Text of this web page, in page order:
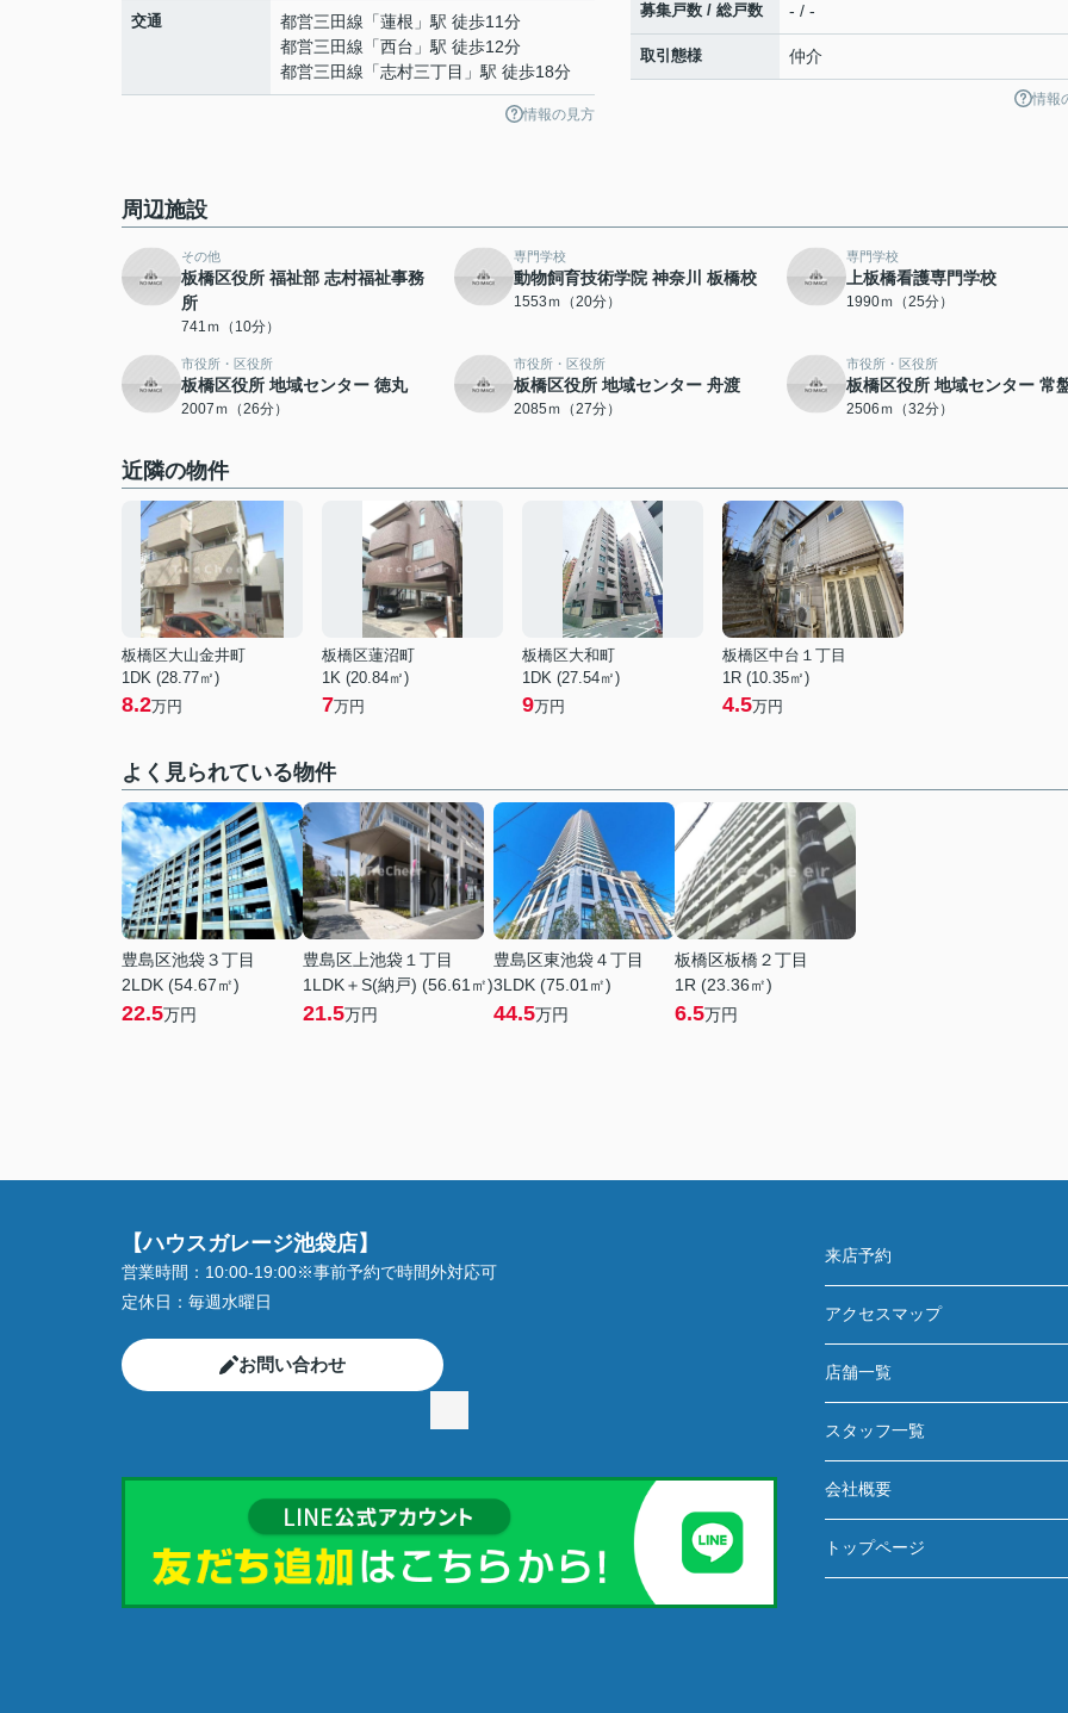
交通 都営三田線 「蓮根 」駅 徒歩11分
都営三田線 「西台 」駅 徒歩12分
都営三田線 「志村三丁目 」駅 徒歩18分
情報の見方
募集戸数 / 総戸数 - / -
取引態様 仲介
情報
周辺施設
その他
板橋区役所 福祉部 志村福祉事務
所
741ｍ（10分）
専門学校
動物飼育技術学院 神奈川 板橋校
1553ｍ（20分）
専門学校
上板橋看護専門学校
1990ｍ（25分）
市役所・区役所
板橋区役所 地域センター 徳丸
2007ｍ（26分）
市役所・区役所
板橋区役所 地域センター 舟渡
2085ｍ（27分）
市役所・区役所
板橋区役所 地域センター 常
2506ｍ（32分）
近隣の物件
板橋区大山金井町
1DK (28.77㎡)
8.2万円
板橋区蓮沼町
1K (20.84㎡)
7万円
板橋区大和町
1DK (27.54㎡)
9万円
板橋区中台１丁目
1R (10.35㎡)
4.5万円
よく見られている物件
豊島区池袋３丁目
2LDK (54.67㎡)
22.5万円
豊島区上池袋１丁目
1LDK＋S(納戸) (56.61㎡)
21.5万円
豊島区東池袋４丁目
3LDK (75.01㎡)
44.5万円
板橋区板橋２丁目
1R (23.36㎡)
6.5万円
【ハウスガレージ池袋店】
営業時間： 10:00-19:00※事前予約で時間外対応可
定休日： 毎週水曜日
お問い合わせ
来店予約
アクセスマップ
店舗一覧
スタッフ一覧
会社概要
トップページ